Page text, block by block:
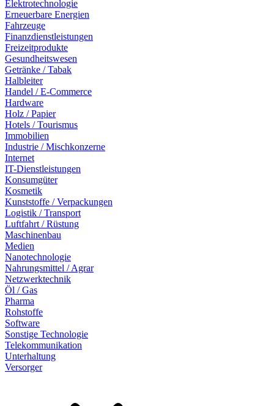
Elektrotechnologie
Erneuerbare Energien
Fahrzeuge
Finanzdienstleistungen
Freizeitprodukte
Gesundheitswesen
Getränke / Tabak
Halbleiter
Handel / E-Commerce
Hardware
Holz / Papier
Hotels / Tourismus
Immobilien
Industrie / Mischkonzerne
Internet
IT-Dienstleistungen
Konsumgüter
Kosmetik
Kunststoffe / Verpackungen
Logistik / Transport
Luftfahrt / Rüstung
Maschinenbau
Medien
Nanotechnologie
Nahrungsmittel / Agrar
Netzwerktechnik
Öl / Gas
Pharma
Rohstoffe
Software
Sonstige Technologie
Telekommunikation
Unterhaltung
Versorger